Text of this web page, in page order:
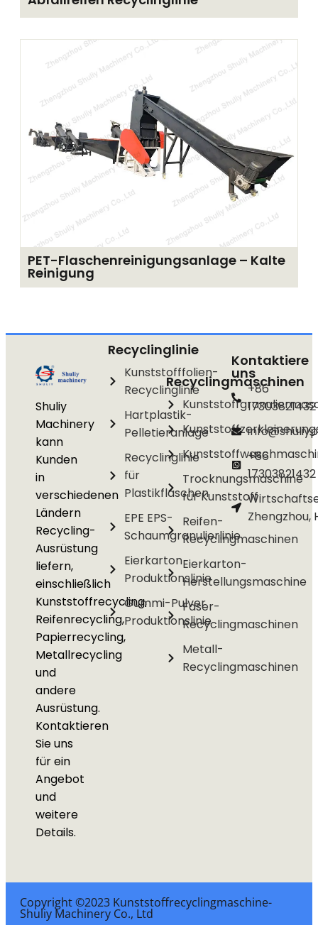
PET-Flaschenreinigungsanlage – Kalte
Reinigung
Shuliy
Machinery
kann
Kunden
in
verschiedenen
Ländern
Recycling-
Ausrüstung
liefern,
einschließlich
Kunststoffrecycling,
Reifenrecycling,
Papierrecycling,
Metallrecycling
und
andere
Ausrüstung.
Kontaktieren
Sie uns
für ein
Angebot
und
weitere
Details.
Recyclinglinie
Kunststofffolien-
Recyclinglinie
Hartplastik-
Pelletieranlage
Recyclinglinie
für
Plastikflaschen
EPE EPS-
Schaumgranulierlinie
Eierkarton
Produktionslinie
Gummi-Pulver
Produktionslinie
Recyclingmaschinen
Trocknungsmaschine
für Kunststoff
Reifen-
Recyclingmaschinen
Eierkarton-
Herstellungsmaschine
Faser-
Recyclingmaschinen
Metall-
Recyclingmaschinen
Kontaktiere
uns
+86
17303821432
+86
17303821432
Zhengzhou,
Copyright ©2023 Kunststoffrecyclingmaschine-
Shuliy Machinery Co., Ltd